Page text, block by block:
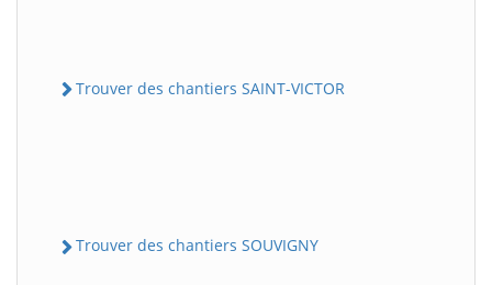
Trouver des chantiers SAINT-VICTOR
Trouver des chantiers SOUVIGNY